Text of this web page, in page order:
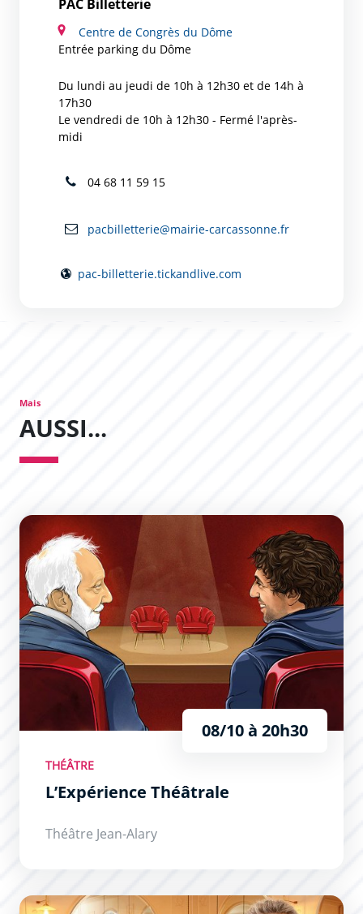
PAC Billetterie
Centre de Congrès du Dôme
Entrée parking du Dôme
Du lundi au jeudi de 10h à 12h30 et de 14h à
17h30
Le vendredi de 10h à 12h30 - Fermé l'après-
midi
04 68 11 59 15
pacbilletterie@mairie-carcassonne.fr
pac-billetterie.tickandlive.com
Mais
AUSSI...
L’Expérience Théâtrale
08/10 à 20h30
THÉÂTRE
L’Expérience Théâtrale
Théâtre Jean-Alary
Secret(s) Médical